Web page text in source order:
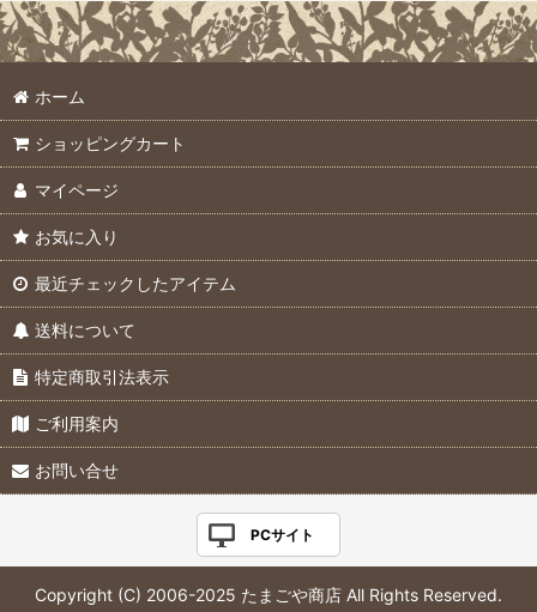
ホーム
ショッピングカート
マイページ
お気に入り
最近チェックしたアイテム
送料について
特定商取引法表示
ご利用案内
お問い合せ
PCサイト
Copyright (C) 2006-2025 たまごや商店 All Rights Reserved.